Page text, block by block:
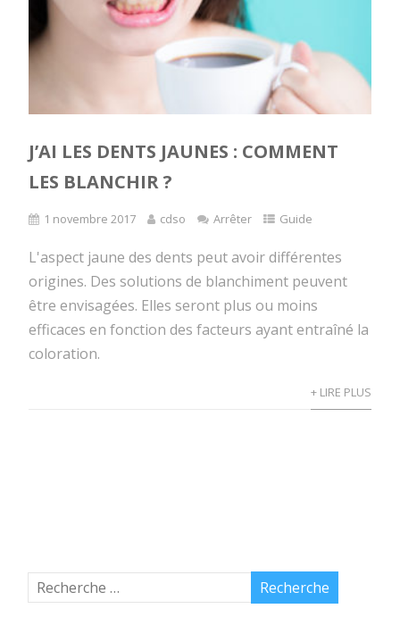
J’AI LES DENTS JAUNES : COMMENT
LES BLANCHIR ?
1 novembre 2017 cdso Arrêter Guide
L'aspect jaune des dents peut avoir différentes
origines. Des solutions de blanchiment peuvent
être envisagées. Elles seront plus ou moins
efficaces en fonction des facteurs ayant entraîné la
coloration.
+ LIRE PLUS